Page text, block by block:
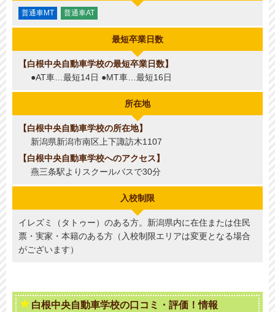
普通車MT 普通車AT
最短卒業日数
白根中央自動車学校の最短卒業日数
●AT車…最短14日 ●MT車…最短16日
所在地
白根中央自動車学校の所在地
新潟県新潟市南区上下諏訪木1107
白根中央自動車学校へのアクセス
燕三条駅よりスクールバスで30分
入校制限
イレズミ（タトゥー）のある方。新潟県内に在住または住民
票・実家・本籍のある方（入校制限エリアは変更となる場合
がございます）
白根中央自動車学校の口コミ・評価！情報